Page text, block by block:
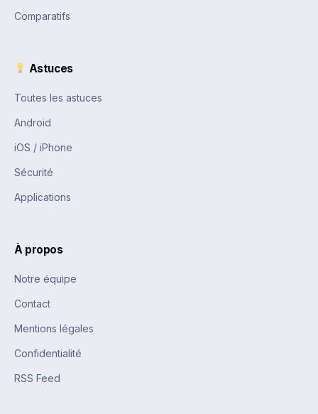
Comparatifs
Astuces
Toutes les astuces
Android
iOS / iPhone
Sécurité
Applications
À propos
Notre équipe
Contact
Mentions légales
Confidentialité
RSS Feed